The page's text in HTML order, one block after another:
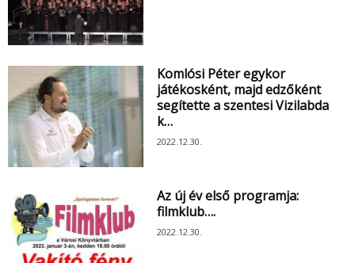
Komlósi Péter egykor
játékosként, majd edzőként
segítette a szentesi Vizilabda
k…
2022.12.30.
Az új év első programja:
filmklub….
2022.12.30.